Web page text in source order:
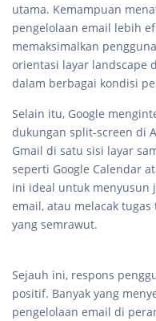
utama. Kemampuan
pengelolaan email lebih
memaksimalkan
orientasi layar landscape
dalam berbagai kondisi
Selain itu, Google
dukungan split-screen di
Gmail di satu sisi layar
seperti Google Calendar
ini ideal untuk menyusun
email, atau melacak
yang semrawut.
Sejauh ini, respons
positif. Banyak yang
pengelolaan email di